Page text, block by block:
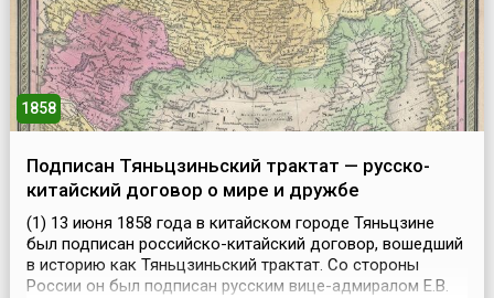
1858
Подписан Тяньцзиньский трактат — русско-
китайский договор о мире и дружбе
(1) 13 июня 1858 года в китайском городе Тяньцзине
был подписан российско-китайский договор, вошедший
в историю как Тяньцзиньский трактат. Со стороны
России он был подписан русским вице-адмиралом Е.В.